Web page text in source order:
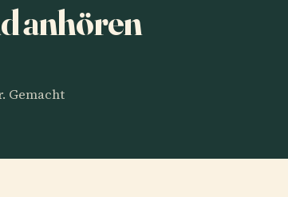
anhören
Gemacht